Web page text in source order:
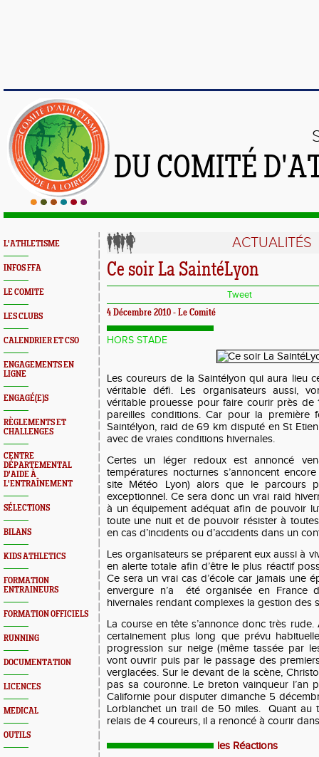
DU COMITÉ
L'ATHLETISME
INFOS FFA
LE COMITE
LES CLUBS
CALENDRIER ET CSO
ENGAGEMENTS EN
LIGNE
ENGAGÉ(E)S
RÈGLEMENTS ET
CHALLENGES
CENTRE
DÉPARTEMENTAL
D'AIDE À
L'ENTRAÎNEMENT
SÉLECTIONS
BILANS
KIDS ATHLETICS
FORMATION
ENTRAINEURS
FORMATION OFFICIELS
RUNNING
DOCUMENTATION
LICENCES
MEDICAL
OUTILS
ACTUALITÉS
Ce soir La SaintéLyon
Tweet
4 Décembre 2010 - Le Comité
HORS STADE
Les coureurs de la Saintélyon qui aura lieu
véritable défi. Les organisateurs aussi,
véritable prouesse pour faire courir près
pareilles conditions. Car pour la première
Saintélyon, raid de 69 km disputé en St
avec de vraies conditions hivernales.
Certes un léger redoux est annoncé
températures nocturnes s’annoncent
site Météo Lyon) alors que le parcours
exceptionnel. Ce sera donc un vrai raid
à un équipement adéquat afin de pouvoir
toute une nuit et de pouvoir résister à
en cas d’incidents ou d’accidents dans un
Les organisateurs se préparent eux aussi à
en alerte totale afin d’être le plus réactif
Ce sera un vrai cas d’école car jamais une
envergure n’a été organisée en France
hivernales rendant complexes la gestion des
La course en tête s’annonce donc très
certainement plus long que prévu
progression sur neige (même tassée par
vont ouvrir puis par le passage des
verglacées. Sur le devant de la scène,
pas sa couronne. Le breton vainqueur l’an
Californie pour disputer dimanche 5
Lorblanchet un trail de 50 miles. Quant au
relais de 4 coureurs, il a renoncé à courir
les Réactions